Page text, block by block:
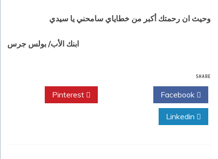
وحيث ان رحمتك أكبر من خطاياي سامحني يا سيدي
ابنك الأب/ بولس جرس
SHARE